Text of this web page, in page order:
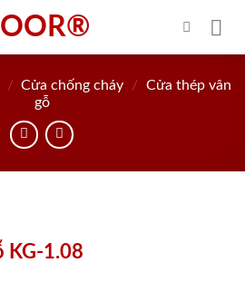
/ Cửa chống cháy /
Cửa thép vân
gỗ
KG-1.08